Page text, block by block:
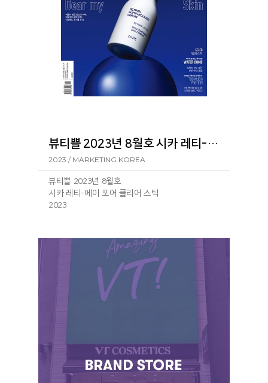
뷰티쁠 2023년 8월호 시카 레티-에이 포어 클리어 스틱
2023 / MARKETING KOREA
뷰티쁠 2023년 8월호
시카 레티-에이 포어 클리어 스틱
2023